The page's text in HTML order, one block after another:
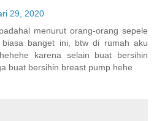
29, 2020
menurut orang-orang sepele
banget ini, btw di rumah aku
karena selain buat bersihin
buat bersihin breast pump hehe